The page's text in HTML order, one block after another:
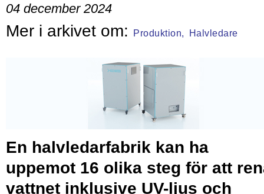
04 december 2024
Produktion, Halvledare
En halvledarfabrik kan ha
uppemot 16 olika steg för att
vattnet inklusive UV-ljus och